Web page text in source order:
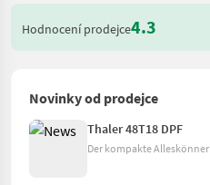
Hodnocení prodejce4.3
Novinky od prodejce
Thaler 48T18 DPF
Der kompakte